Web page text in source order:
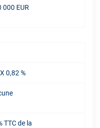
000 EUR
0,82 %
TTC de la